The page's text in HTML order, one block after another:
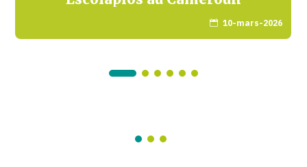
 10-mars-2026